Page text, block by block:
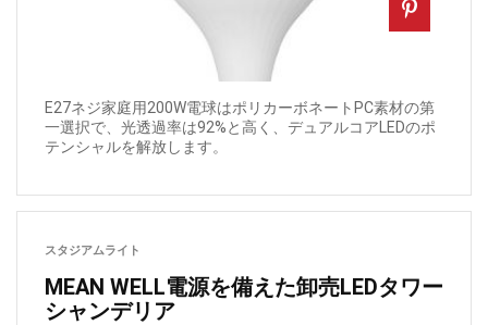
E27ネジ家庭用200W電球はポリカーボネートPC素材の第
一選択で、光透過率は92%と高く、デュアルコアLEDのポ
テンシャルを解放します。
スタジアムライト
MEAN WELL電源を備えた卸売LEDタワー
シャンデリア